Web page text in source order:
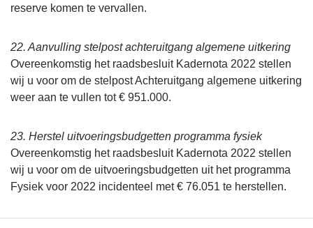
reserve komen te vervallen.
22. Aanvulling stelpost achteruitgang algemene uitkering
Overeenkomstig het raadsbesluit Kadernota 2022 stellen
wij u voor om de stelpost Achteruitgang algemene uitkering
weer aan te vullen tot € 951.000.
23. Herstel uitvoeringsbudgetten programma fysiek
Overeenkomstig het raadsbesluit Kadernota 2022 stellen
wij u voor om de uitvoeringsbudgetten uit het programma
Fysiek voor 2022 incidenteel met € 76.051 te herstellen.